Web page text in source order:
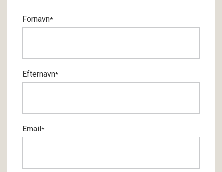
Fornavn*
Efternavn*
Email*